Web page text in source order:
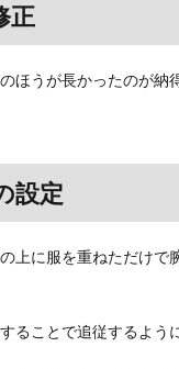
正
ほうが長かったのが納
設定
上に服を重ねただけで
ることで追従するよう